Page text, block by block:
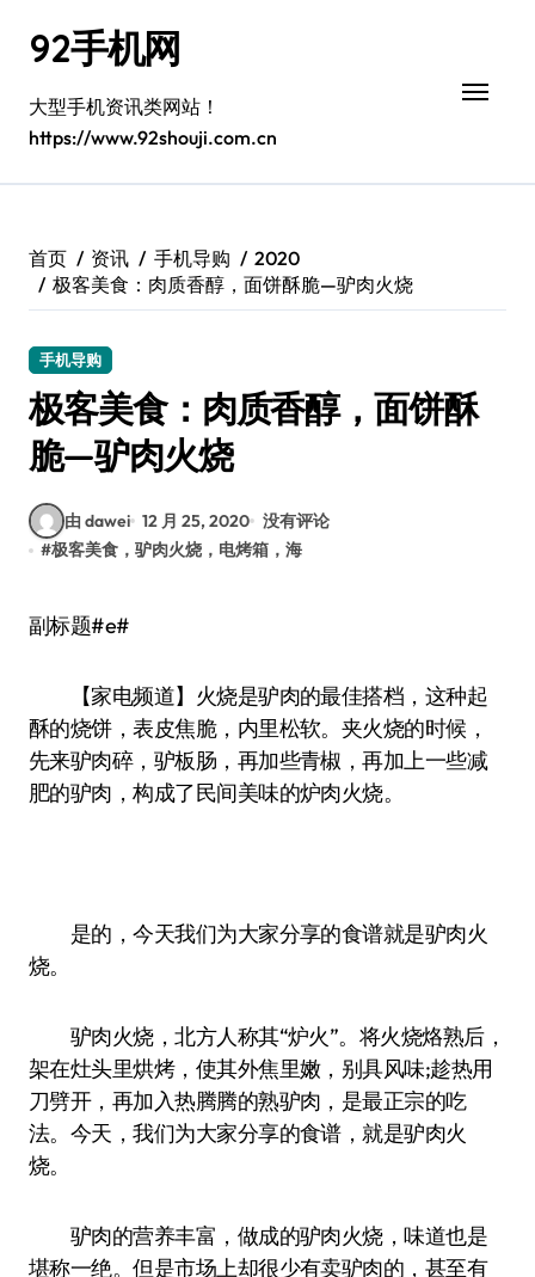
92手机网
大型手机资讯类网站！
https://www.92shouji.com.cn
首页 资讯 手机导购
2020
极客美食：肉质香醇，面饼酥脆—驴肉火烧
手机导购
极客美食：肉质香醇，面饼酥
脆—驴肉火烧
由 dawei 12 月 25, 2020 没有评论
#极客美食，驴肉火烧，电烤箱，海
副标题#e#
【家电频道】火烧是驴肉的最佳搭档，这种起
酥的烧饼，表皮焦脆，内里松软。夹火烧的时候，
先来驴肉碎，驴板肠，再加些青椒，再加上一些减
肥的驴肉，构成了民间美味的炉肉火烧。
是的，今天我们为大家分享的食谱就是驴肉火
烧。
驴肉火烧，北方人称其“炉火”。将火烧烙熟后，
架在灶头里烘烤，使其外焦里嫩，别具风味;趁热用
刀劈开，再加入热腾腾的熟驴肉，是最正宗的吃
法。今天，我们为大家分享的食谱，就是驴肉火
烧。
驴肉的营养丰富，做成的驴肉火烧，味道也是
堪称一绝。但是市场上却很少有卖驴肉的，甚至有